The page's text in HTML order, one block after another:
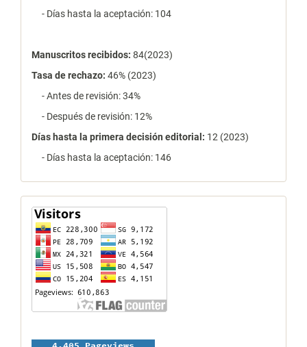
- Días hasta la aceptación: 104
Manuscritos recibidos: 84(2023)
Tasa de rechazo: 46% (2023)
- Antes de revisión: 34%
- Después de revisión: 12%
Días hasta la primera decisión editorial: 12 (2023)
- Días hasta la aceptación: 146
contador